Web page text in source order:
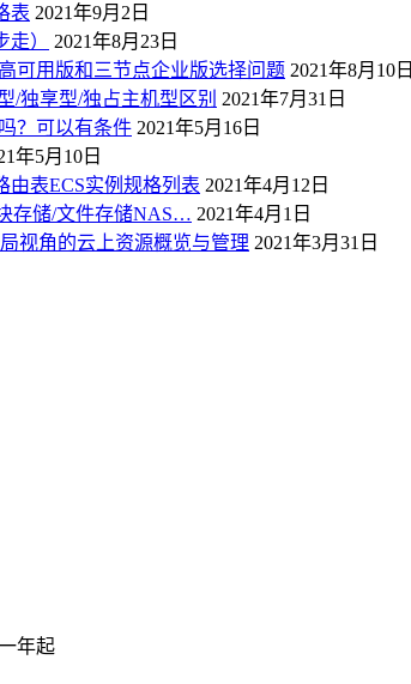
表 2021年9月2日
）
2021年8月23日
可用版和三节点企业版选择问题 2021年8月10日
/独享型/独占主机型区别 2021年7月31日
？可以有条件 2021年5月16日
年5月10日
由表ECS实例规格列表 2021年4月12日
存储/文件存储NAS… 2021年4月1日
局视角的云上资源概览与管理 2021年3月31日
年起